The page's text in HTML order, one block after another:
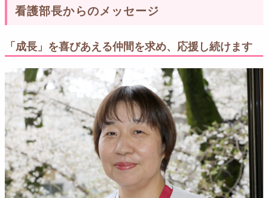
看護部長からのメッセージ
「成長」を喜びあえる仲間を求め、応援し続けます